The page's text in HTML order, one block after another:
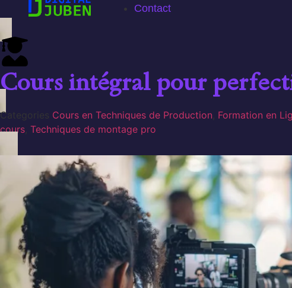
Contact
Cours intégral pour
Categories Cours en Techniques de Production Formation en
cours Techniques de montage pro